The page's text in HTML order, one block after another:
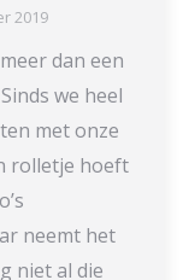
2019
dan een
we heel
met onze
rolletje hoeft
neemt het
niet al die